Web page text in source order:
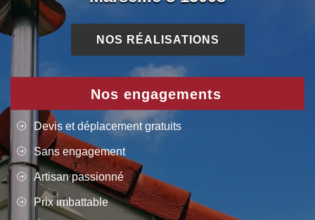
NOS RÉALISATIONS
Nos engagements
Devis et déplacement gratuits
Sans engagement
Artisan passionné
Prix imbattable